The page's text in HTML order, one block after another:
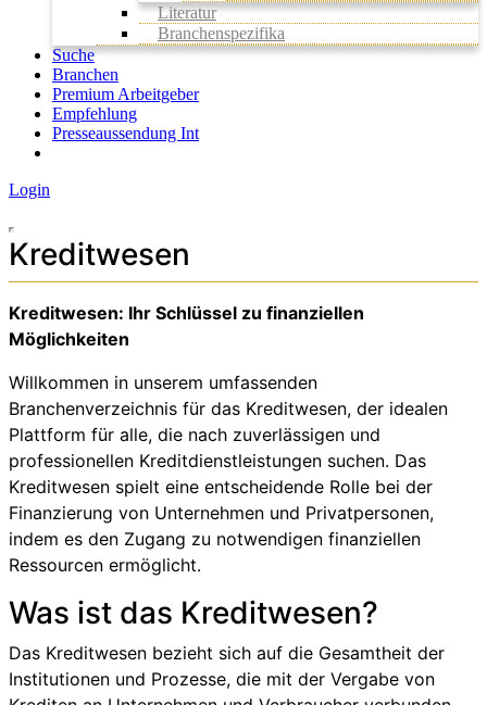
Literatur
Branchenspezifika
Suche
Branchen
Premium Arbeitgeber
Empfehlung
Presseaussendung Int
Login
Kreditwesen
Kreditwesen: Ihr Schlüssel zu finanziellen
Möglichkeiten
Willkommen in unserem umfassenden
Branchenverzeichnis für das Kreditwesen, der idealen
Plattform für alle, die nach zuverlässigen und
professionellen Kreditdienstleistungen suchen. Das
Kreditwesen spielt eine entscheidende Rolle bei der
Finanzierung von Unternehmen und Privatpersonen,
indem es den Zugang zu notwendigen finanziellen
Ressourcen ermöglicht.
Was ist das Kreditwesen?
Das Kreditwesen bezieht sich auf die Gesamtheit der
Institutionen und Prozesse, die mit der Vergabe von